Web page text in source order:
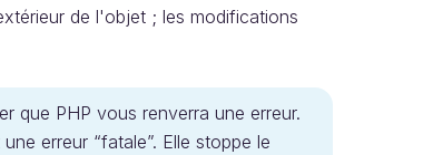
de l'objet ; les modifications
que PHP vous renverra une erreur.
erreur “fatale”. Elle stoppe le